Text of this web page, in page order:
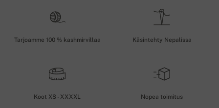
Tarjoamme 100 % kashmirvillaa Käsintehty Nepalissa
Koot XS - XXXXL Nopea toimitus